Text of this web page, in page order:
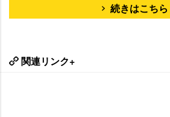
続きはこちら
関連リンク+